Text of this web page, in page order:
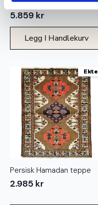
5.859 kr
Legg I Handlekurv
Ekte
Persisk Hamadan teppe
2.985 kr